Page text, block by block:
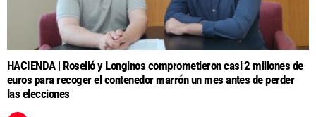
HACIENDA | Roselló y Longinos comprometieron casi 2 millones de
euros para recoger el contenedor marrón un mes antes de perder
las elecciones